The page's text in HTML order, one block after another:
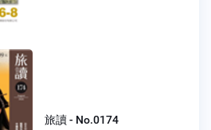
旅讀 - No.0174